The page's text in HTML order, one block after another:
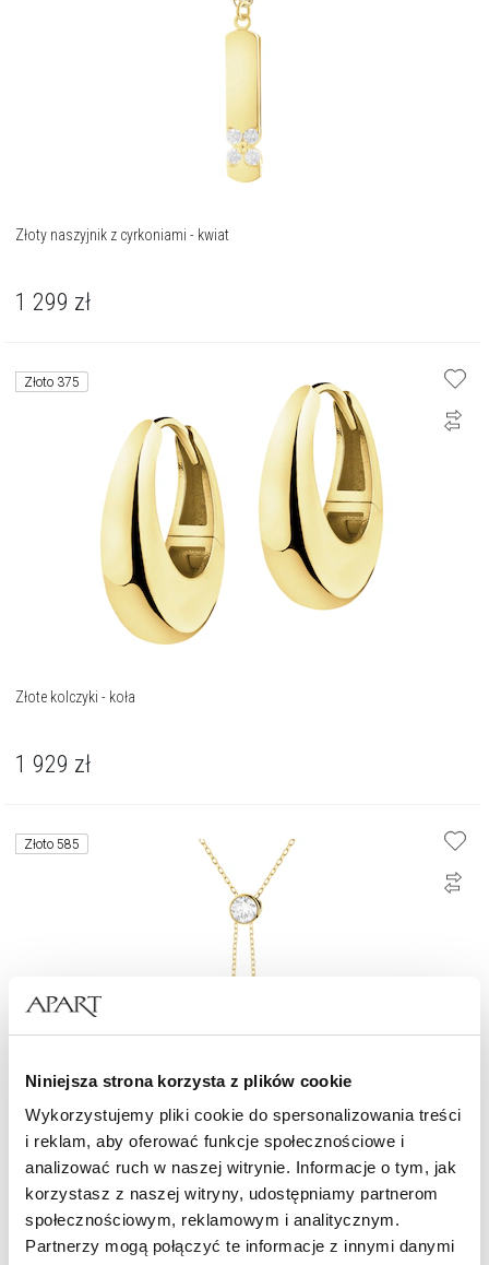
Niniejsza strona korzysta z plików cookie
Wykorzystujemy pliki cookie do spersonalizowania treści
i reklam, aby oferować funkcje społecznościowe i
analizować ruch w naszej witrynie. Informacje o tym, jak
korzystasz z naszej witryny, udostępniamy partnerom
społecznościowym, reklamowym i analitycznym.
Partnerzy mogą połączyć te informacje z innymi danymi
Złoty naszyjnik z cyrkoniami - kwiat
1 299 zł
Złoto 375
Złote kolczyki - koła
1 929 zł
Złoto 585
Złoty naszyjnik z cyrkonią - kwiat lotosu
od 2 469 zł